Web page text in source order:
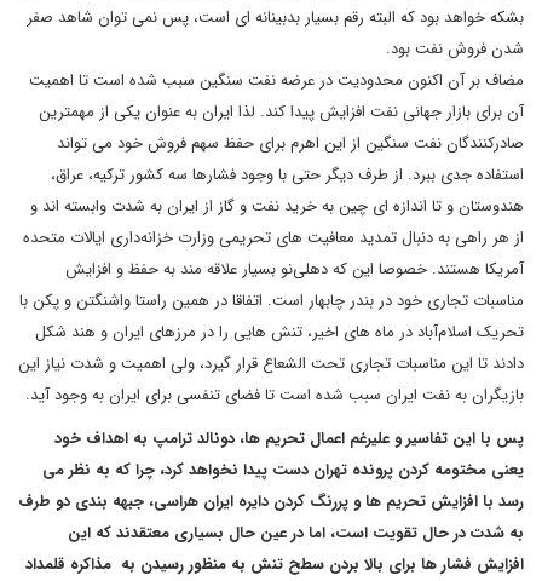
بشکه خواهد بود که البته رقم بسیار بدبینانه ای است، پس نمی توان شاهد صفر
شدن فروش نفت بود.
مضاف بر آن اکنون محدودیت در عرضه نفت سنگین سبب شده است تا اهمیت
آن برای بازار جهانی نفت افزایش پیدا کند. لذا ایران به عنوان یکی از مهمترین
صادرکنندگان نفت سنگین از این اهرم برای حفظ سهم فروش خود می تواند
استفاده جدی ببرد. از طرف دیگر حتی با وجود فشارها سه کشور ترکیه، عراق،
هندوستان و تا اندازه ای چین به خرید نفت و گاز از ایران به شدت وابسته اند و
از هر راهی به دنبال تمدید معافیت های تحریمی وزارت خزانه‌داری ایالات متحده
آمریکا هستند. خصوصا این که دهلی‌نو بسیار علاقه مند به حفظ و افزایش
مناسبات تجاری خود در بندر چابهار است. اتفاقا در همین راستا واشنگتن و پکن با
تحریک اسلام‌آباد در ماه های اخیر، تنش هایی را در مرزهای ایران و هند شکل
دادند تا این مناسبات تجاری تحت الشعاع قرار گیرد، ولی اهمیت و شدت نیاز این
بازیگران به نفت ایران سبب شده است تا فضای تنفسی برای ایران به وجود آید.
پس با این تفاسیر و علیرغم اعمال تحریم ها، دونالد ترامپ به اهداف خود
یعنی مختومه کردن پرونده تهران دست پیدا نخواهد کرد، چرا که به نظر می
رسد با افزایش تحریم ها و پررنگ کردن دایره ایران هراسی، جبهه بندی دو طرف
به شدت در حال تقویت است، اما در عین حال بسیاری معتقدند که این
افزایش فشار ها برای بالا بردن سطح تنش به منظور رسیدن به مذاکره قلمداد